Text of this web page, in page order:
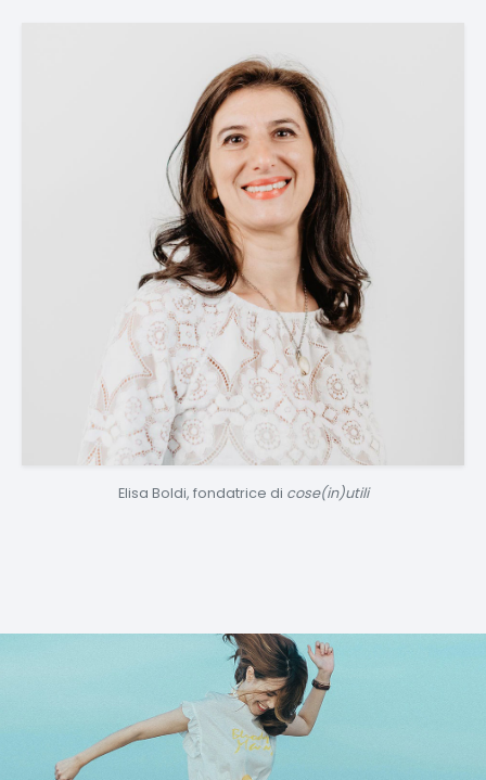
Elisa Boldi, fondatrice di cose(in)utili